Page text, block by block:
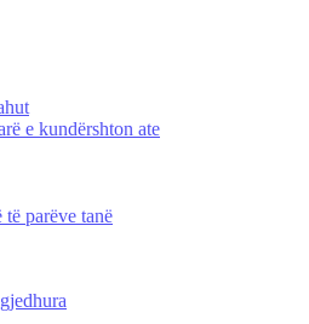
e kundërshton ate
parëve tanë